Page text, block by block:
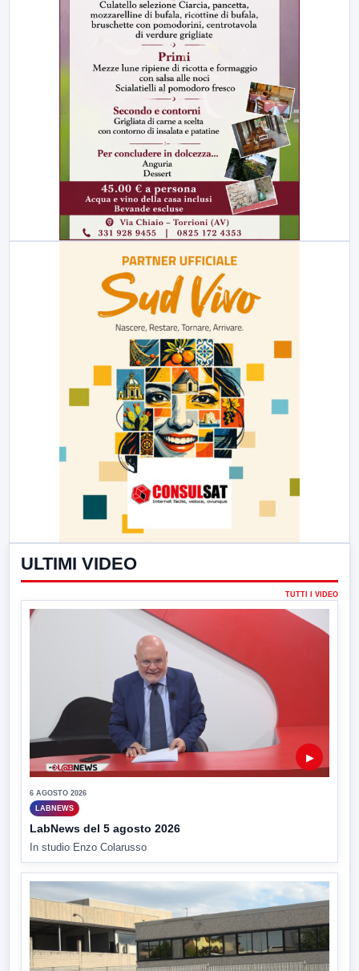
ULTIMI VIDEO
TUTTI I VIDEO
▶
6 AGOSTO 2026
LABNEWS
LabNews del 5 agosto 2026
In studio Enzo Colarusso